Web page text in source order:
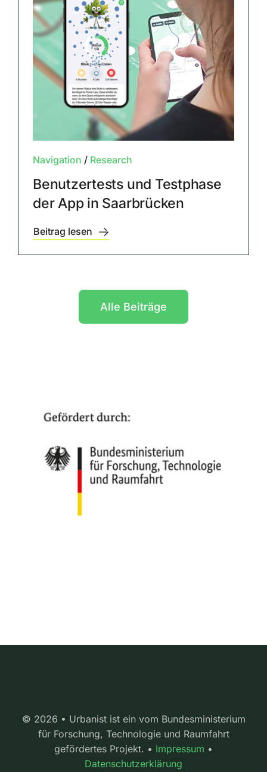
Navigation / Research
Benutzertests und Testphase
der App in Saarbrücken
Beitrag lesen
Alle Beiträge
© 2026 • Urbanist ist ein vom Bundesministerium
für Forschung, Technologie und Raumfahrt
gefördertes Projekt. • Impressum •
Datenschutzerklärung